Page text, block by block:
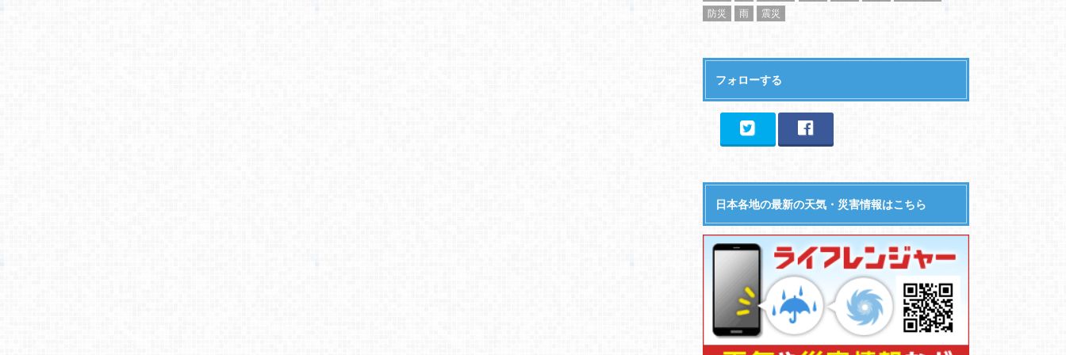
防災 雨 震災
フォローする
日本各地の最新の天気・災害情報はこちら